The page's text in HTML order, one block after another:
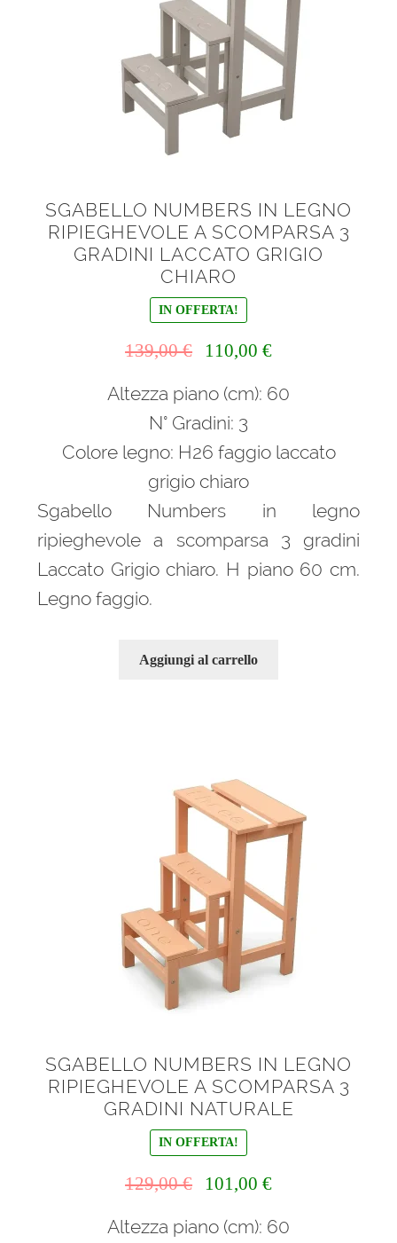
SGABELLO NUMBERS IN LEGNO
RIPIEGHEVOLE A SCOMPARSA 3
GRADINI LACCATO GRIGIO
CHIARO
IN OFFERTA!
139,00€
originale
era:
139,00 €.
110,00 €Il
attuale
Altezza piano (cm): 60
N° Gradini: 3
Colore legno: H26 faggio laccato
grigio chiaro
Sgabello Numbers in legno
ripieghevole a scomparsa 3 gradini
Laccato Grigio chiaro. H piano 60 cm.
Legno faggio.
Aggiungi al carrello
SGABELLO NUMBERS IN LEGNO
RIPIEGHEVOLE A SCOMPARSA 3
GRADINI NATURALE
IN OFFERTA!
129,00€
originale
101,00 €Il
attuale
Altezza piano (cm): 60